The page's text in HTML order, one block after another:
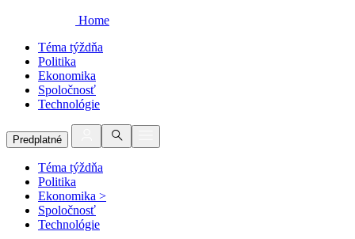
Home
Téma týždňa
Politika
Ekonomika
Spoločnosť
Technológie
Predplatné
Téma týždňa
Politika
Ekonomika >
Spoločnosť
Technológie